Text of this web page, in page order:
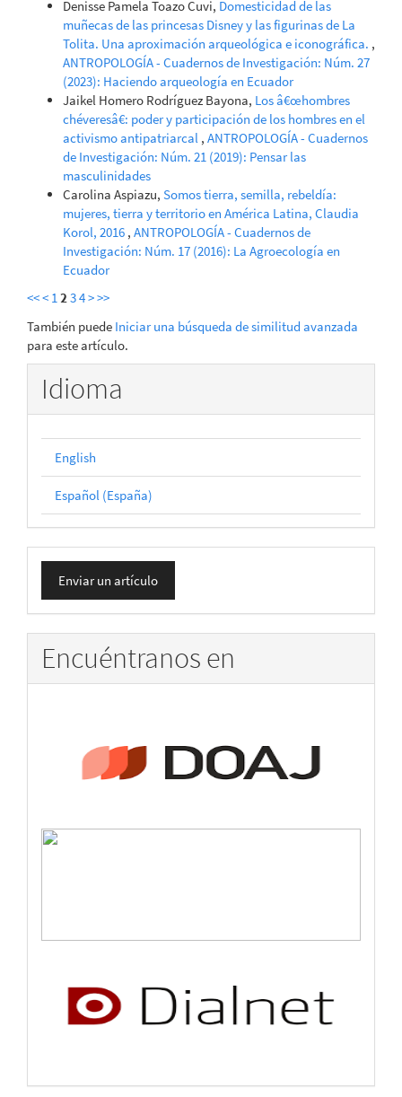
Denisse Pamela Toazo Cuvi, Domesticidad de las
muñecas de las princesas Disney y las figurinas de La
Tolita. Una aproximación arqueológica e iconográfica. ,
ANTROPOLOGÍA - Cuadernos de Investigación: Núm. 27
(2023): Haciendo arqueología en Ecuador
Jaikel Homero Rodríguez Bayona, Los â€œhombres
chéveresâ€: poder y participación de los hombres en el
activismo antipatriarcal , ANTROPOLOGÍA - Cuadernos
de Investigación: Núm. 21 (2019): Pensar las
masculinidades
Carolina Aspiazu, Somos tierra, semilla, rebeldía:
mujeres, tierra y territorio en América Latina, Claudia
Korol, 2016 , ANTROPOLOGÍA - Cuadernos de
Investigación: Núm. 17 (2016): La Agroecología en
Ecuador
<<< 1234>>>
También puede Iniciar una búsqueda de similitud avanzada
para este artículo.
Idioma
English
Español (España)
Enviar
un
artículo
Enviar un artículo
Encuéntranos en